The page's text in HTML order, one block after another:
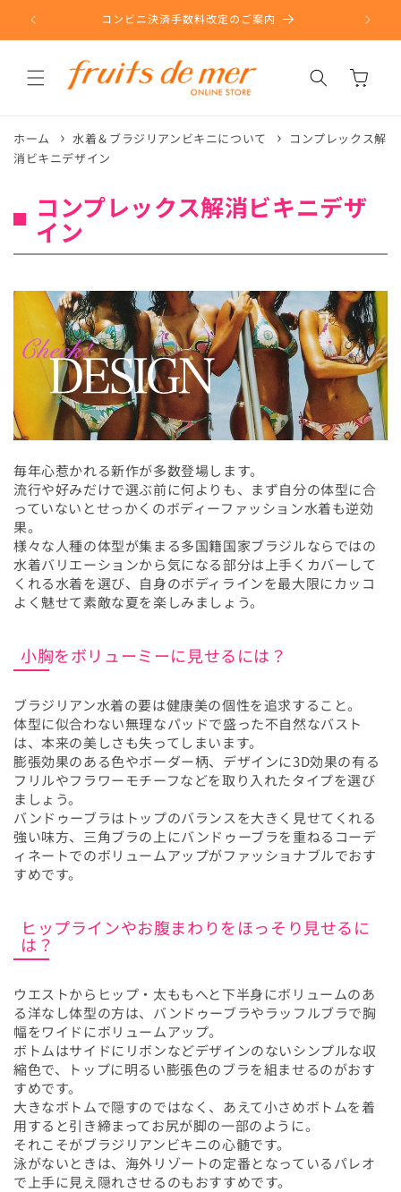
ンツに
進む
コンビニ決済手数料改定のご案内
ー
ホーム 水着＆ブラジリアンビキニについて
コンプレックス解
消ビキニデザイン
コンプレックス解消ビキニデザ
イン
毎年心惹かれる新作が多数登場します。
流行や好みだけで選ぶ前に何よりも、まず自分の体型に合
っていないとせっかくのボディーファッション水着も逆効
果。
様々な人種の体型が集まる多国籍国家ブラジルならではの
水着バリエーションから気になる部分は上手くカバーして
くれる水着を選び、自身のボディラインを最大限にカッコ
よく魅せて素敵な夏を楽しみましょう。
小胸をボリューミーに見せるには？
ブラジリアン水着の要は健康美の個性を追求すること。
体型に似合わない無理なパッドで盛った不自然なバスト
は、本来の美しさも失ってしまいます。
膨張効果のある色やボーダー柄、デザインに3D効果の有る
フリルやフラワーモチーフなどを取り入れたタイプを選び
ましょう。
バンドゥーブラはトップのバランスを大きく見せてくれる
強い味方、三角ブラの上にバンドゥーブラを重ねるコーデ
ィネートでのボリュームアップがファッショナブルでおす
すめです。
ヒップラインやお腹まわりをほっそり見せるに
は？
ウエストからヒップ・太ももへと下半身にボリュームのあ
る洋なし体型の方は、バンドゥーブラやラッフルブラで胸
幅をワイドにボリュームアップ。
ボトムはサイドにリボンなどデザインのないシンプルな収
縮色で、トップに明るい膨張色のブラを組ませるのがおす
すめです。
大きなボトムで隠すのではなく、あえて小さめボトムを着
用すると引き締まってお尻が脚の一部のように。
それこそがブラジリアンビキニの心髄です。
泳がないときは、海外リゾートの定番となっているパレオ
で上手に見え隠れさせるのもおすすめです。